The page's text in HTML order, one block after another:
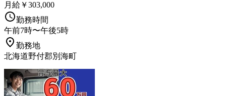
月給￥303,000
勤務時間
午前7時〜午後5時
勤務地
北海道野付郡別海町